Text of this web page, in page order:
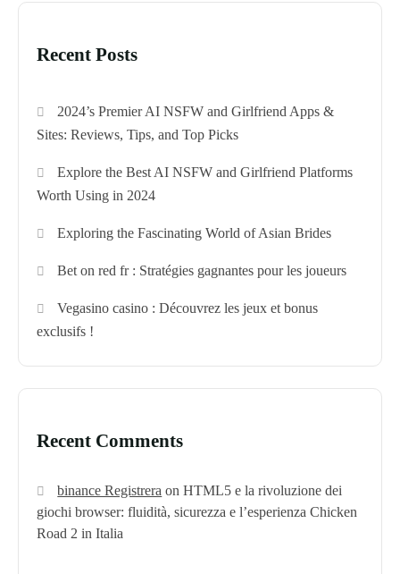
Recent Posts
2024’s Premier AI NSFW and Girlfriend Apps &
Sites: Reviews, Tips, and Top Picks
Explore the Best AI NSFW and Girlfriend Platforms
Worth Using in 2024
Exploring the Fascinating World of Asian Brides
Bet on red fr : Stratégies gagnantes pour les joueurs
Vegasino casino : Découvrez les jeux et bonus
exclusifs !
Recent Comments
binance Registrera onHTML5 e la rivoluzione dei
giochi browser: fluidità, sicurezza e l’esperienza Chicken
Road 2 in Italia